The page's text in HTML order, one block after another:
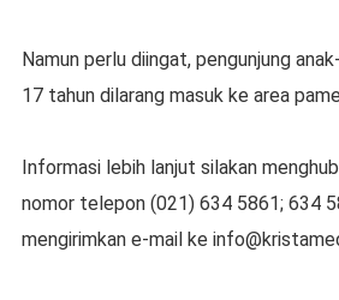
Namun perlu diingat, pengunjung
17 tahun dilarang masuk ke area
Informasi lebih lanjut silakan
nomor telepon (021) 634 5861; 634
mengirimkan e-mail ke